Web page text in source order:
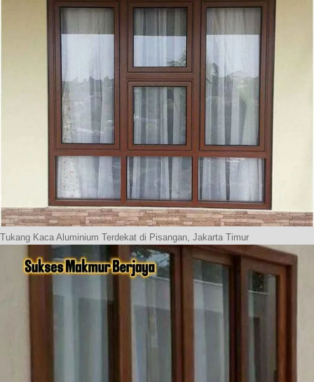
Tukang Kaca Aluminium Terdekat di Pisangan, Jakarta Timur